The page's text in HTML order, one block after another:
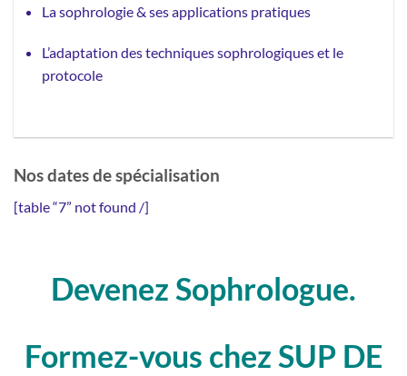
La sophrologie & ses applications pratiques
L’adaptation des techniques sophrologiques et le
protocole
Nos dates de spécialisation
[table “7” not found /]
Devenez Sophrologue.
Formez-vous chez SUP DE